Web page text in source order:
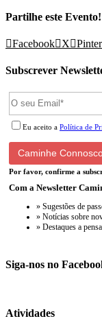
Partilhe este Evento!
Facebook X
Subscrever
Eu aceito a Política de
Por favor, confirme a
Com a Newsletter
» Sugestões de
» Notícias sobre
» Destaques a
Siga-nos no
Atividades